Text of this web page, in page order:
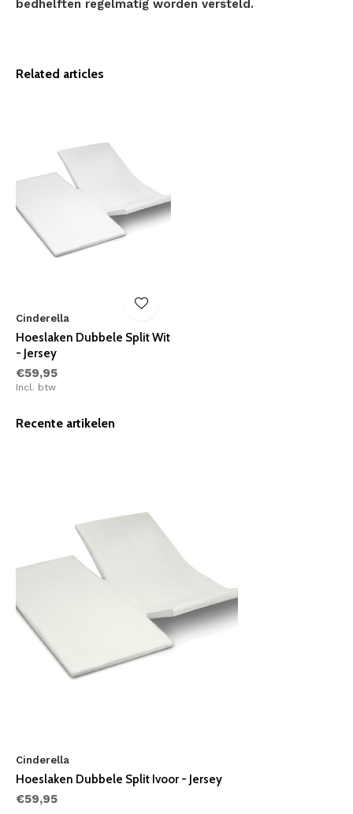
bedhelften regelmatig worden versteld.
Related articles
Cinderella
Hoeslaken Dubbele Split Wit
- Jersey
€59,95
Incl. btw
Recente artikelen
Cinderella
Hoeslaken Dubbele Split Ivoor - Jersey
€59,95